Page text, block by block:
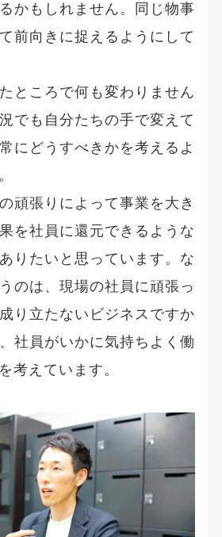
かもしれません。同じ物事
前向きに捉えるようにして
ところで何も変わりません
でも自分たちの手で変えて
にどうすべきかを考えるよ
頑張りによって事業を大き
を社員に還元できるような
りたいと思っています。な
のは、現場の社員に頑張っ
り立たないビジネスですか
社員がいかに気持ちよく働
考えています。